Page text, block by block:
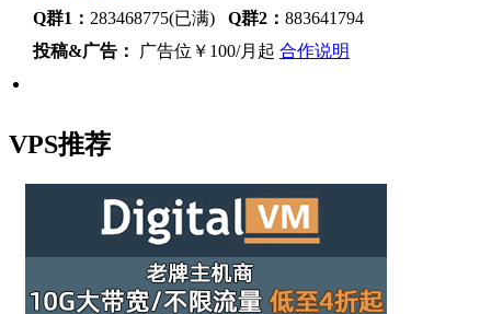
Q群1： 283468775(已满) Q群2： 883641794
投稿&广告：
广告位￥100/月起 合作说明
VPS推荐